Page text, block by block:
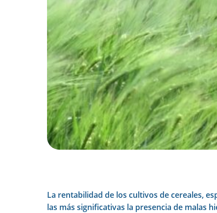
La rentabilidad de los cultivos de cereales,
las más significativas la presencia de malas